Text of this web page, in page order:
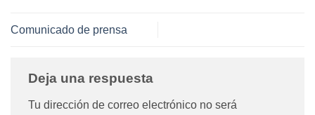
Comunicado de prensa
Deja una respuesta
Tu dirección de correo electrónico no será